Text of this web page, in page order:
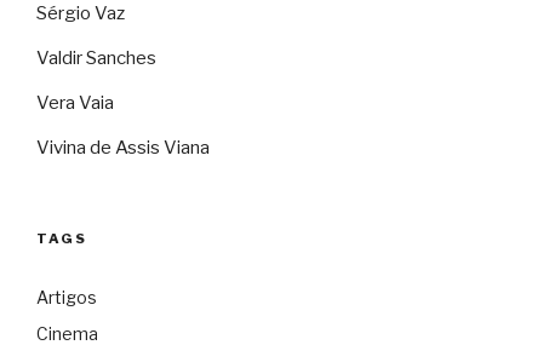
Sérgio Vaz
Valdir Sanches
Vera Vaia
Vivina de Assis Viana
TAGS
Artigos
Cinema